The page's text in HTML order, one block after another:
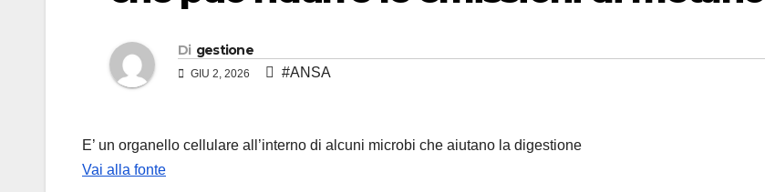
Di gestione
GIU 2, 2026 #ANSA
E’ un organello cellulare all’interno di alcuni microbi che aiutano la digestione
Vai alla fonte